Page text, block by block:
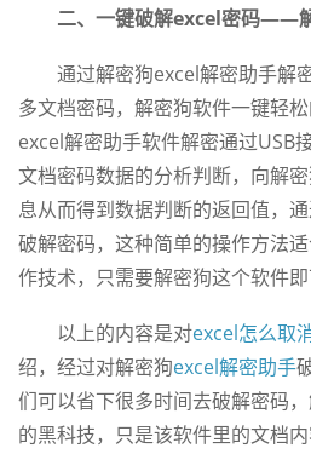
二、一键破解excel密码——
通过解密狗excel解密助手解
多文档密码，解密狗软件一键轻
excel解密助手软件解密通过USB
文档密码数据的分析判断，向解
息从而得到数据判断的返回值，
破解密码，这种简单的操作方法
作技术，只需要解密狗这个软件即
以上的内容是对excel怎么取
绍，经过对解密狗excel解密助手
们可以省下很多时间去破解密码
的黑科技，只是该软件里的文档